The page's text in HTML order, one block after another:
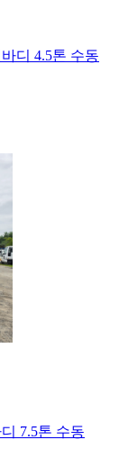
디 4.5톤 수동
7.5톤 수동